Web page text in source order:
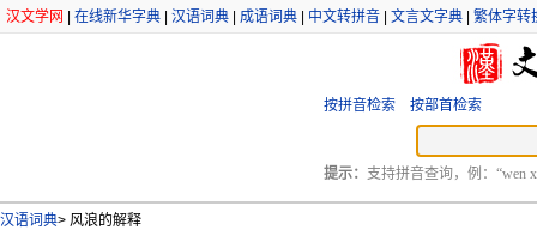
汉文学网 在线新华字典 汉语词典 成语词典 中文转拼音 文言文字典 繁体字转
按拼音检索 按部首检索
提示： 支持拼音查询，例：“wen
汉语词典> 风浪的解释